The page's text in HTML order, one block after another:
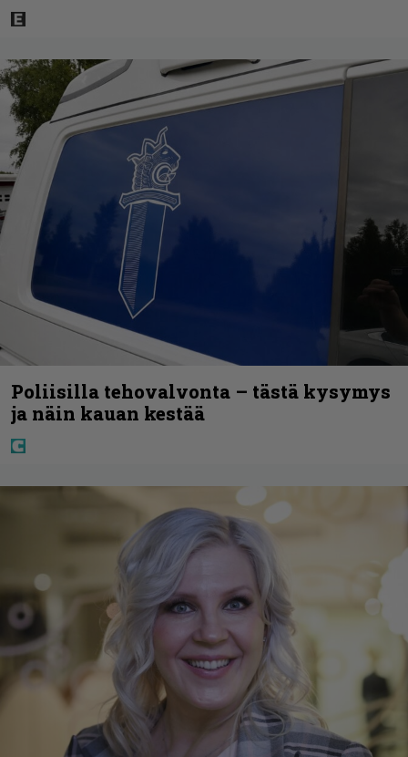
Poliisilla tehovalvonta – tästä kysymys
ja näin kauan kestää